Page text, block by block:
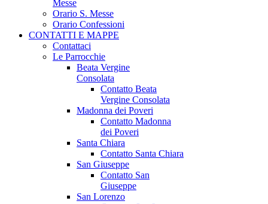
Messe
Orario S. Messe
Orario Confessioni
CONTATTI E MAPPE
Contattaci
Le Parrocchie
Beata Vergine
Consolata
Contatto Beata
Vergine Consolata
Madonna dei Poveri
Contatto Madonna
dei Poveri
Santa Chiara
Contatto Santa Chiara
San Giuseppe
Contatto San
Giuseppe
San Lorenzo